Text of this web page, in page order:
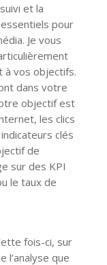
et la
pour
Je vous
à vos objectifs.
dans votre
objectif est
les clics
clés
de
sur des KPI
le taux de
fois-ci, sur
l’analyse que